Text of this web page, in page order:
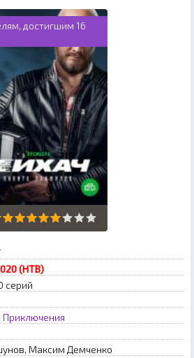
достигшим 16
(НТВ)
серий
Приключения
Максим Демченко